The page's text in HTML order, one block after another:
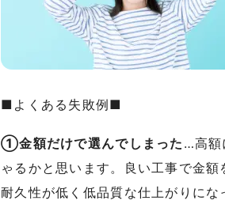
■よくある失敗例■
①金額だけで選んでしまった …高額
ゃるかと思います。良い工事で金
耐久性が低く低品質な仕上がりに